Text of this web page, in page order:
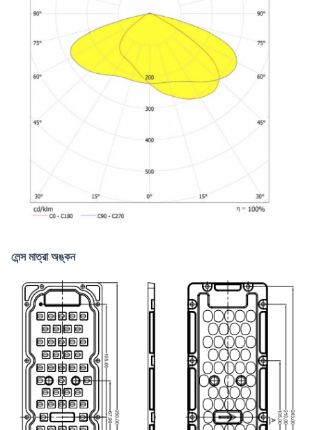
লেন্স মাত্রা অঙ্কন